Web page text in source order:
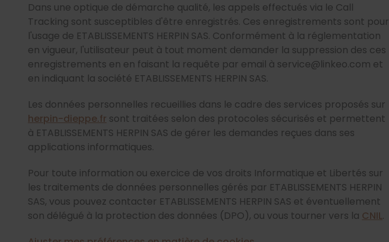
Dans une optique de démarche qualité, les appels effectués via le Call
Tracking sont susceptibles d'être enregistrés. Ces enregistrements sont pour
l'usage de ETABLISSEMENTS HERPIN SAS. Conformément à la réglementation
en vigueur, l'utilisateur peut à tout moment demander la suppression des ces
enregistrements en en faisant la requête par email à service@linkeo.com et
en indiquant la société ETABLISSEMENTS HERPIN SAS.
Les données personnelles recueillies dans le cadre des services proposés sur
herpin-dieppe.fr sont traitées selon des protocoles sécurisés et permettent
à ETABLISSEMENTS HERPIN SAS de gérer les demandes reçues dans ses
applications informatiques.
Pour toute information ou exercice de vos droits Informatique et Libertés sur
les traitements de données personnelles gérés par ETABLISSEMENTS HERPIN
SAS, vous pouvez contacter ETABLISSEMENTS HERPIN SAS et éventuellement
son délégué à la protection des données (DPO), ou vous tourner vers la CNIL.